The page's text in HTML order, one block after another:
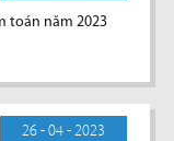
toán năm 2023
26 - 04 - 2023